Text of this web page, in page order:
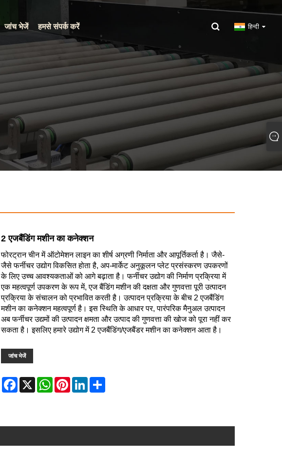
जांच भेजें हमसे संपर्क करें हिन्दी
2 एजबैंडिंग मशीन का कनेक्शन
फोरट्रान चीन में ऑटोमेशन लाइन का शीर्ष अग्रणी निर्माता और आपूर्तिकर्ता है। जैसे-
जैसे फर्नीचर उद्योग विकसित होता है, अप-मार्केट अनुकूलन प्लेट प्रसंस्करण उपकरणों
के लिए उच्च आवश्यकताओं को आगे बढ़ाता है। फर्नीचर उद्योग की निर्माण प्रक्रिया में
एक महत्वपूर्ण उपकरण के रूप में, एज बैंडिंग मशीन की दक्षता और गुणवत्ता पूरी उत्पादन
प्रक्रिया के संचालन को प्रभावित करती है। उत्पादन प्रक्रिया के बीच 2 एजबैंडिंग
मशीन का कनेक्शन महत्वपूर्ण है। इस स्थिति के आधार पर, पारंपरिक मैनुअल उत्पादन
अब फर्नीचर उद्यमों की उत्पादन क्षमता और उत्पाद की गुणवत्ता की खोज को पूरा नहीं कर
सकता है। इसलिए हमारे उद्योग में 2 एजबैंडिंग/एजबैंडर मशीन का कनेक्शन आता है।
जांच भेजें
Facebook
X WhatsAppPinterestLinkedInShare